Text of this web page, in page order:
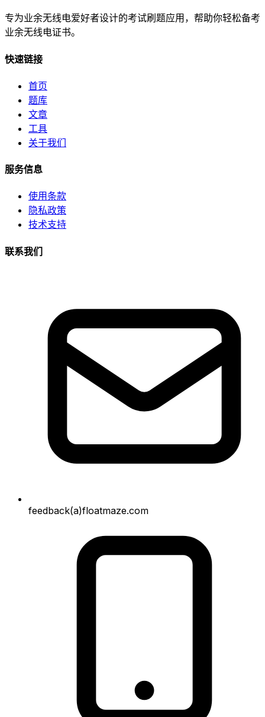
专为业余无线电爱好者设计的考试刷题应用，帮助你轻松备考
业余无线电证书。
快速链接
首页
题库
文章
工具
关于我们
服务信息
使用条款
隐私政策
技术支持
联系我们
feedback(a)floatmaze.com